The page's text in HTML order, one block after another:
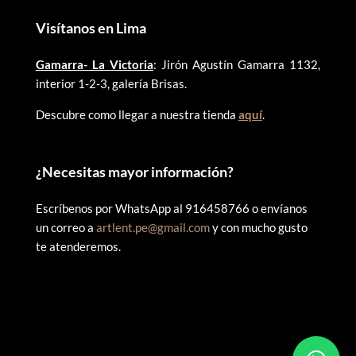
Visítanos en Lima
Gamarra- La Victoria: Jirón Agustín Gamarra 1132,
interior 1-2-3, galería Brisas.
Descubre como llegar a nuestra tienda aquí.
¿Necesitas mayor información?
Escríbenos por WhatsApp al 916458766 o envíanos
un correo a artlent.pe@gmail.comy con mucho gusto
te atenderemos.
2025 ARTLENT PERÚ – RUC:20606409207 – Todos los